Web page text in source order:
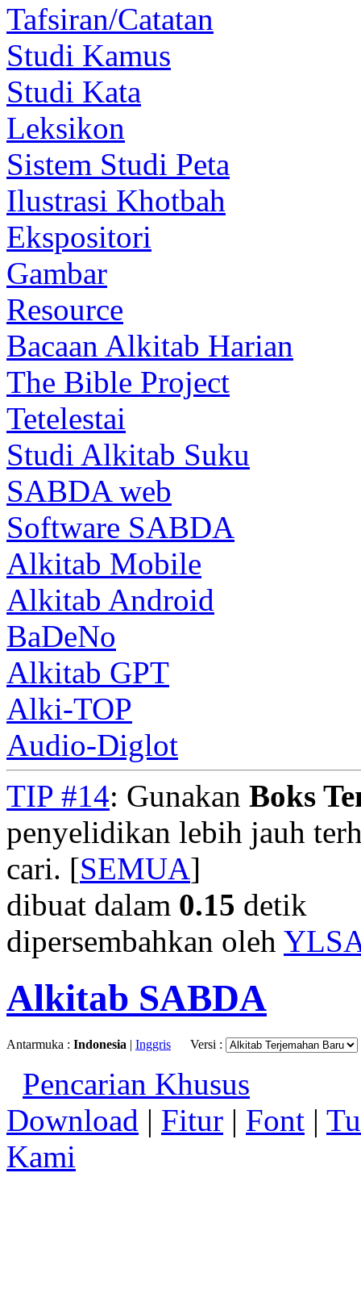
Tafsiran/Catatan
Studi Kamus
Studi Kata
Leksikon
Sistem Studi Peta
Ilustrasi Khotbah
Ekspositori
Gambar
Resource
Bacaan Alkitab Harian
The Bible Project
Tetelestai
Studi Alkitab Suku
SABDA web
Software SABDA
Alkitab Mobile
Alkitab Android
BaDeNo
Alkitab GPT
Alki-TOP
Audio-Diglot
TIP #14: Gunakan Boks
penyelidikan lebih jauh
cari. [SEMUA]
dibuat dalam 0.15 detik
dipersembahkan oleh
Alkitab SABDA
Antarmuka : Indonesia | Inggris Versi :
Pencarian Khusus
Download | Fitur | Font |
Kami